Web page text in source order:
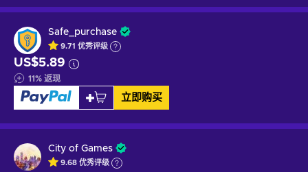
Safe_purchase
9.71 优秀评级
US$5.89
11% 返现
立即购买
City of Games
9.68 优秀评级